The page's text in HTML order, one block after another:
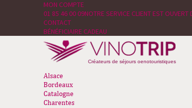
MON COMPTE
01 85 46 00 09NOTRE SERVICE CLIENT EST
CONTACT
BÉNÉFICIAIRE CADEAU
Créateurs de séjours oenotouristiques
Alsace
Bordeaux
Catalogne
Charentes